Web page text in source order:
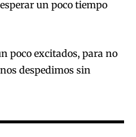
un poco tiempo
poco excitados, para no
despedimos sin